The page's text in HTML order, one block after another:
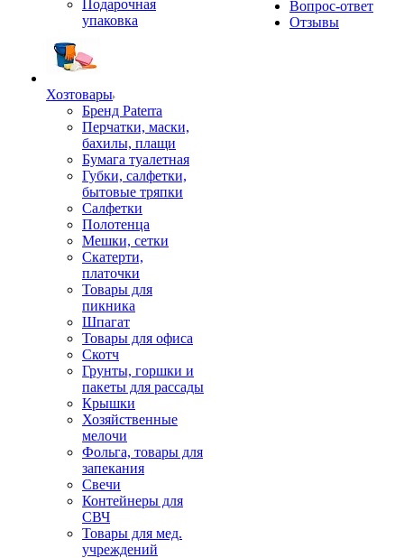
Подарочная
упаковка
Хозтовары
Бренд Paterra
Перчатки, маски,
бахилы, плащи
Бумага туалетная
Губки, салфетки,
бытовые тряпки
Салфетки
Полотенца
Мешки, сетки
Скатерти,
платочки
Товары для
пикника
Шпагат
Товары для офиса
Скотч
Грунты, горшки и
пакеты для рассады
Крышки
Хозяйственные
мелочи
Фольга, товары для
запекания
Свечи
Контейнеры для
СВЧ
Товары для мед.
учреждений
Вопрос-ответ
Отзывы